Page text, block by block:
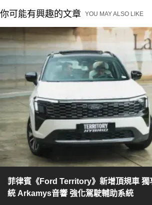
你可能有興趣的文章 YOU MAY ALSO LIKE
菲律賓《Ford Territory》新增頂規車 獨
統 Arkamys音響 強化駕駛輔助系統